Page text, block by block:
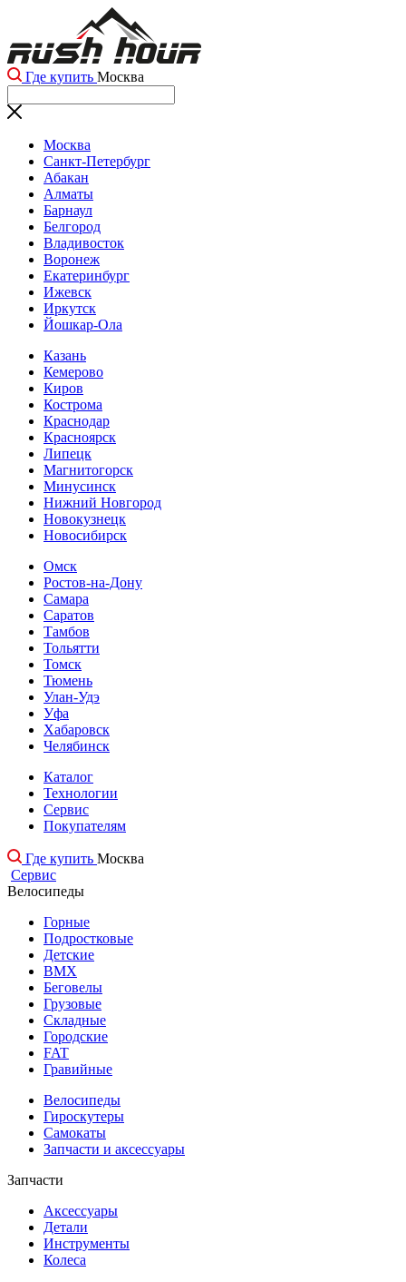
Где купить Москва
Москва
Санкт-Петербург
Абакан
Алматы
Барнаул
Белгород
Владивосток
Воронеж
Екатеринбург
Ижевск
Иркутск
Йошкар-Ола
Казань
Кемерово
Киров
Кострома
Краснодар
Красноярск
Липецк
Магнитогорск
Минусинск
Нижний Новгород
Новокузнецк
Новосибирск
Омск
Ростов-на-Дону
Самара
Саратов
Тамбов
Тольятти
Томск
Тюмень
Улан-Удэ
Уфа
Хабаровск
Челябинск
Каталог
Технологии
Сервис
Покупателям
Где купить Москва
Сервис
Велосипеды
Горные
Подростковые
Детские
BMX
Беговелы
Грузовые
Складные
Городские
FAT
Гравийные
Велосипеды
Гироскутеры
Самокаты
Запчасти и аксессуары
Запчасти
Аксессуары
Детали
Инструменты
Колеса